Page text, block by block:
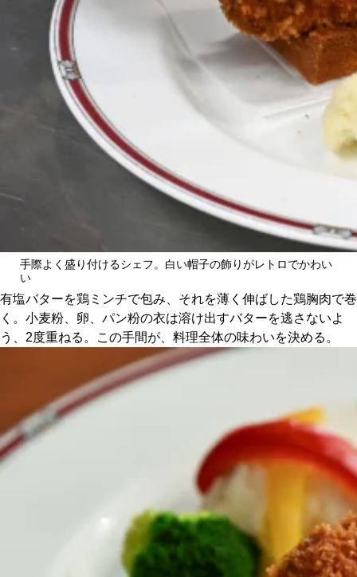
手際よく盛り付けるシェフ。白い帽子の飾りがレトロでかわい
い
有塩バターを鶏ミンチで包み、それを薄く伸ばした鶏胸肉で巻
く。小麦粉、卵、パン粉の衣は溶け出すバターを逃さないよ
う、2度重ねる。この手間が、料理全体の味わいを決める。